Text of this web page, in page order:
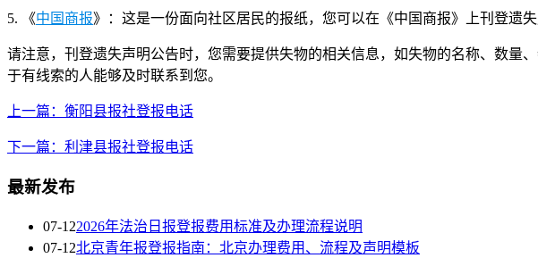
5. 《中国商报》：这是一份面向社区居民的报纸，您可以在《中国商报》上刊登遗失
请注意，刊登遗失声明公告时，您需要提供失物的相关信息，如失物的名称、数量
于有线索的人能够及时联系到您。
上一篇：衡阳县报社登报电话
下一篇：利津县报社登报电话
最新发布
07-122026年法治日报登报费用标准及办理流程说明
07-12北京青年报登报指南：北京办理费用、流程及声明模板